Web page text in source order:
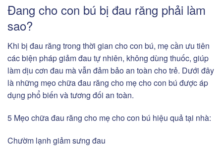
Đang cho con bú bị đau răng phải làm
sao?
Khi bị đau răng trong thời gian cho con bú, mẹ cần ưu tiên
các biện pháp giảm đau tự nhiên, không dùng thuốc, giúp
làm dịu cơn đau mà vẫn đảm bảo an toàn cho trẻ. Dưới đây
là những mẹo chữa đau răng cho mẹ cho con bú được áp
dụng phổ biến và tương đối an toàn.
5 Mẹo chữa đau răng cho mẹ cho con bú hiệu quả tại nhà:
Chườm lạnh giảm sưng đau